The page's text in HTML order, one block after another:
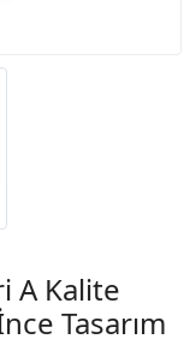
A Kalite
Tasarım